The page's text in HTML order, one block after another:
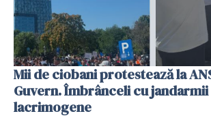
Mii de ciobani protestează la
Guvern. Îmbrânceli cu jandarmii
lacrimogene